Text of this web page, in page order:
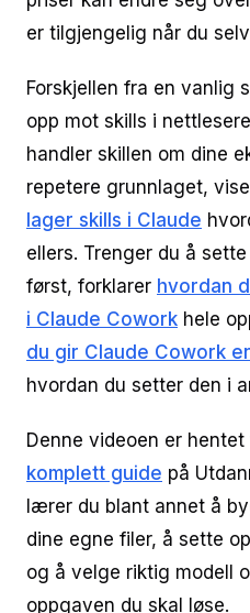
er tilgjengelig når du
Forskjellen fra en vanlig
opp mot skills i
handler skillen om dine
repetere grunnlaget,
lager skills i Claude
ellers. Trenger du å
først, forklarer hvordan
i Claude Cowork hele
du gir Claude Cowork
hvordan du setter den i
Denne videoen er
komplett guide på
lærer du blant annet å
dine egne filer, å sette
og å velge riktig modell
oppgaven du skal løse.